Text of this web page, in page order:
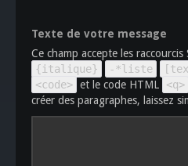
Texte de votre message
Ce champ accepte les raccourcis
{italique}
-*liste
<code> et le code HTML <q>
créer des paragraphes, laissez